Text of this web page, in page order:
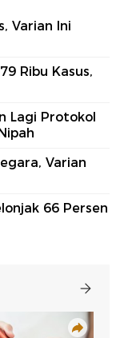
Varian Ini
Ribu Kasus,
Lagi Protokol
Varian
66 Persen